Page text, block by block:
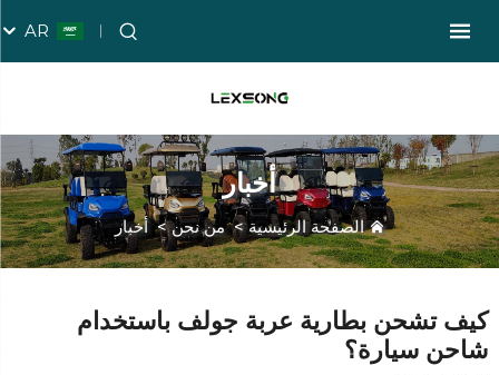
AR
أخبار
الصفحة الرئيسية>من نحن>أخبار
كيف تشحن بطارية عربة جولف باستخدام
شاحن سيارة؟